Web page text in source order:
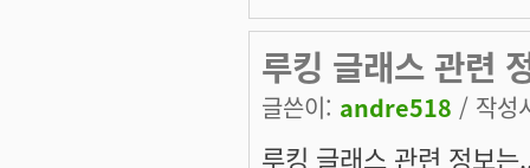
루킹 글래스 관련
글쓴이: andre518 / 작성
루킹 글래스 관련 정보